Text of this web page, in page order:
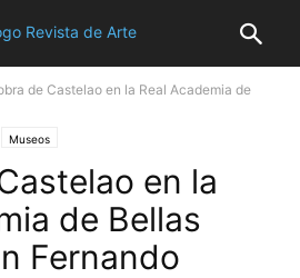
de Castelao en la Real Academia de
Museos
en la
de Bellas
Fernando